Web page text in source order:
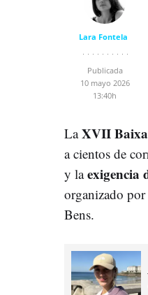
Lara Fontela
Publicada
10 mayo 2026
13:40h
LaXVII
a cientos de
y laexigencia
organizado
Bens.